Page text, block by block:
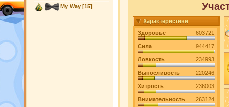
My Way[15]
Характеристики
Здоровье
603721
Сила 944417
Ловкость 234993
Выносливость 220246
Хитрость 236003
Внимательность 263124